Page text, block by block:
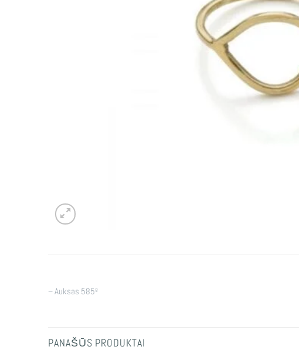
– Auksas 585º
PANAŠŪS PRODUKTAI